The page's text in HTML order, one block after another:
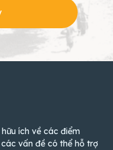
ích về các điểm
vấn đề có thể hỗ trợ